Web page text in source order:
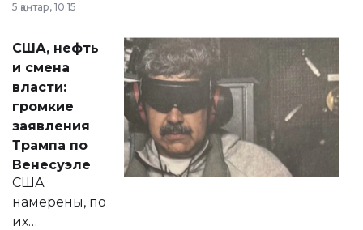
сразу несколько
актуальных тем —
от слухов о
политических
реформах до
вопросов армии,
экономики и
личного здоровья.
5 қаңтар, 10:15
США, нефть
и смена
власти:
громкие
заявления
Трампа по
Венесуэле
США
намерены, по
их